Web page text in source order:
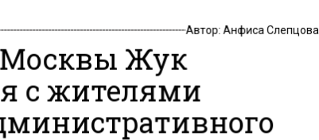
Автор: Анфиса Слепцова
Жук
с жителями